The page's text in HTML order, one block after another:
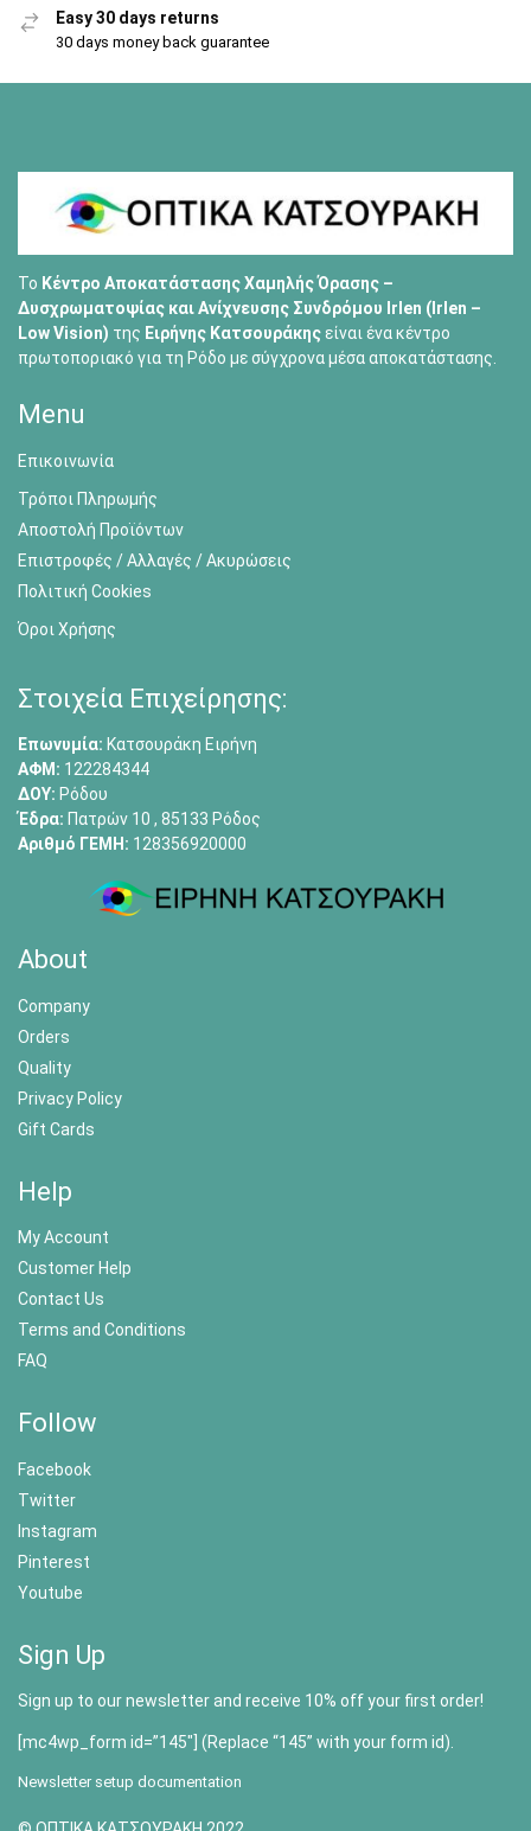
Easy 30 days returns
30 days money back guarantee
Το Κέντρο Αποκατάστασης Χαμηλής Όρασης –
Δυσχρωματοψίας και Ανίχνευσης Συνδρόμου Irlen (Irlen –
Low Vision) της Ειρήνης Κατσουράκηςείναι ένα κέντρο
πρωτοποριακό για τη Ρόδο με σύγχρονα μέσα αποκατάστασης.
Menu
Επικοινωνία
Τρόποι Πληρωμής
Αποστολή Προϊόντων
Επιστροφές / Αλλαγές / Ακυρώσεις
Πολιτική Cookies
Όροι Χρήσης
Στοιχεία Επιχείρησης:
Επωνυμία: Κατσουράκη Ειρήνη
ΑΦΜ: 122284344
ΔΟΥ: Ρόδου
Έδρα: Πατρών 10 , 85133 Ρόδος
Αριθμό ΓΕΜΗ: 128356920000
About
Company
Orders
Quality
Privacy Policy
Gift Cards
Help
My Account
Customer Help
Contact Us
Terms and Conditions
FAQ
Follow
Facebook
Twitter
Instagram
Pinterest
Youtube
Sign Up
Sign up to our newsletter and receive 10% off your first order!
[mc4wp_form id=”145″] (Replace “145” with your form id).
Newsletter setup documentation